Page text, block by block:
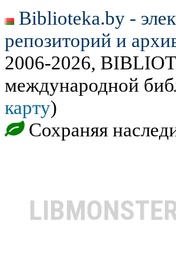
Biblioteka.by -
репозиторий и
2006-2026,
международной
карту)
Сохраняя